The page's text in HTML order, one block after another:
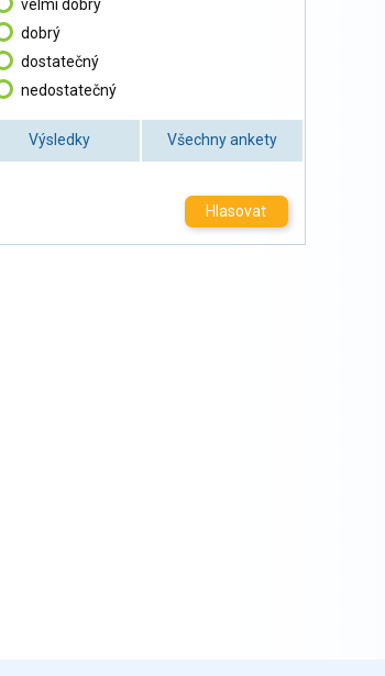
velmi dobrý
dobrý
dostatečný
nedostatečný
Výsledky Všechny ankety
Hlasovat